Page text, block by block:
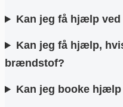
Kan jeg få hjælp
Kan jeg få hjælp,
brændstof?
Kan jeg booke